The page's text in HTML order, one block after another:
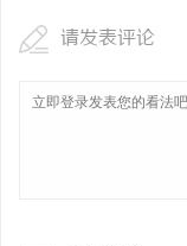
请发表评论